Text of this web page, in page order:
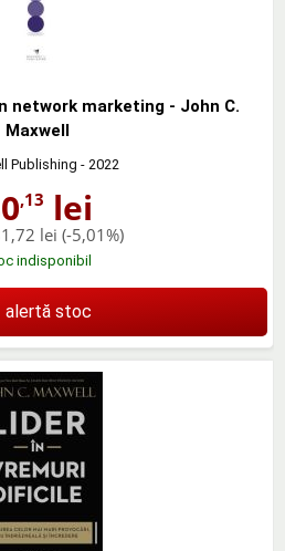
network marketing - John C.
Maxwell
Publishing - 2022
,13 lei
lei (-5,01%)
indisponibil
alertă stoc